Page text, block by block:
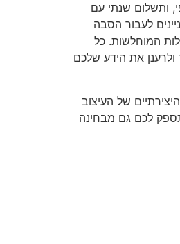
ותשלום שנתי עם
לעבור הסבה
המוחלשות. כל
את הידע שלכם
של העיצוב
לכם גם מבחינה